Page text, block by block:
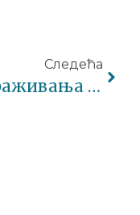
Следећа
Истраживања Букуље За Заштиту Природе